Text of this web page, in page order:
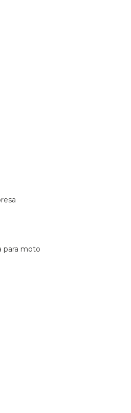
para moto